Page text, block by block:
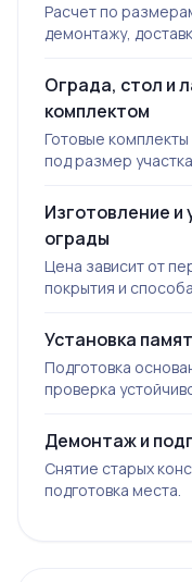
Расчет по
демонтажу,
Ограда, стол и
комплектом
Готовые
под размер
Изготовление и
ограды
Цена зависит от
покрытия и
Установка
Подготовка
проверка
Демонтаж и
Снятие старых
подготовка места.